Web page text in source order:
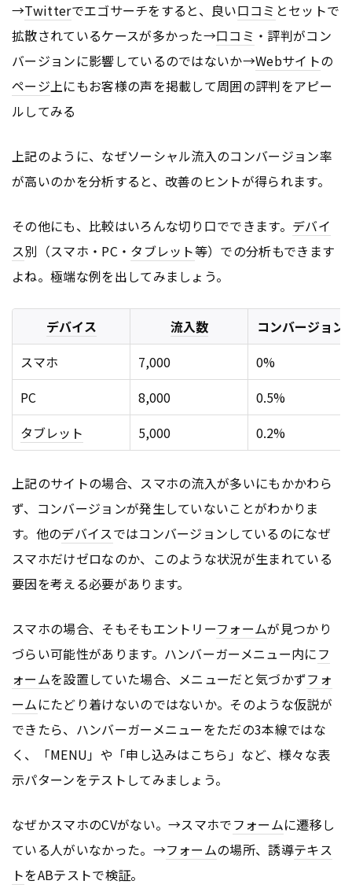
→Twitterでエゴサーチをすると、良い口コミ とセットで
拡散されているケースが多かった→口コミ ・評判がコン
バージョンに影響しているのではないか→Webサイトの
ページ上にもお客様の声を掲載して周囲の評判をアピー
ルしてみる
上記のように、なぜソーシャル流入のコンバージョン率
が高いのかを分析すると、改善のヒントが得られます。
その他にも、比較はいろんな切り口でできます。 デバイ
ス別（スマホ・PC・ タブレット等）での分析もできます
よね。極端な例を出してみましょう。
デバイス 流入数
コンバージョン
スマホ
7,000
0%
PC
8,000
0.5%
タブレット
5,000 0.2%
上記のサイトの場合、スマホの流入が多いにもかかわら
ず、コンバージョンが発生していないことがわかりま
す。他のデバイスではコンバージョンしているのになぜ
スマホだけゼロなのか、このような状況が生まれている
要因を考える必要があります。
スマホの場合、そもそもエントリーフォームが見つかり
づらい可能性があります。ハンバーガーメニュー内にフ
ォームを設置していた場合、メニューだと気づかずフォ
ームにたどり着けないのではないか。そのような仮説が
できたら、ハンバーガーメニューをただの3本線ではな
く、「MENU」や「申し込みはこちら」など、様々な表
示パターンをテストしてみましょう。
なぜかスマホのCVがない。→スマホでフォームに遷移し
ている人がいなかった。→フォームの場所、誘導テキス
トをABテストで検証。